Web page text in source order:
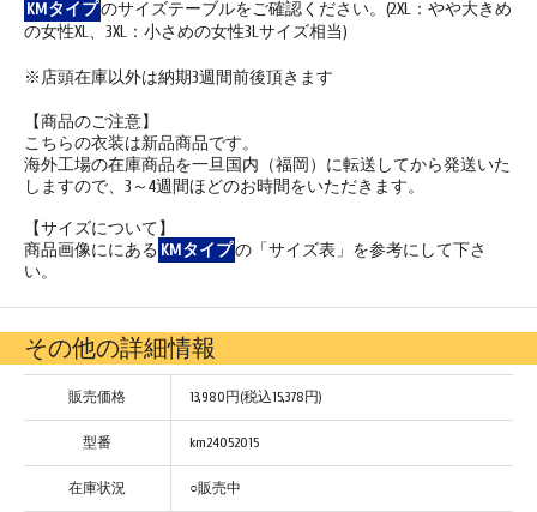
KMタイプのサイズテーブルをご確認ください。(2XL：やや大きめ
の女性XL、3XL：小さめの女性3Lサイズ相当)
※店頭在庫以外は納期3週間前後頂きます
【商品のご注意】
こちらの衣装は新品商品です。
海外工場の在庫商品を一旦国内（福岡）に転送してから発送いた
しますので、3～4週間ほどのお時間をいただきます。
【サイズについて】
商品画像ににある KMタイプの「サイズ表」を参考にして下さ
い。
その他の詳細情報
販売価格 13,980円(税込15,378円)
型番 km24052015
在庫状況 ○販売中